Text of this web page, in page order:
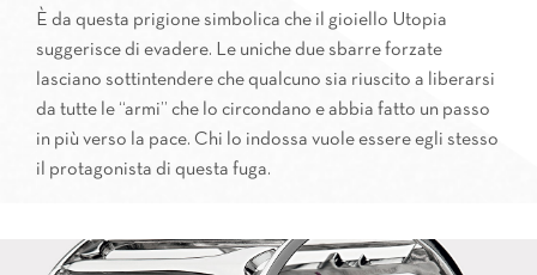
È da questa prigione simbolica che il gioiello Utopia
suggerisce di evadere. Le uniche due sbarre forzate
lasciano sottintendere che qualcuno sia riuscito a liberarsi
da tutte le “armi” che lo circondano e abbia fatto un passo
in più verso la pace. Chi lo indossa vuole essere egli stesso
il protagonista di questa fuga.